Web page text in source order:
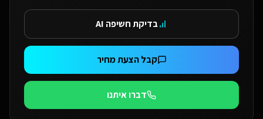
בדיקת חשיפה AI
קבל הצעת מחיר
דברו איתנו